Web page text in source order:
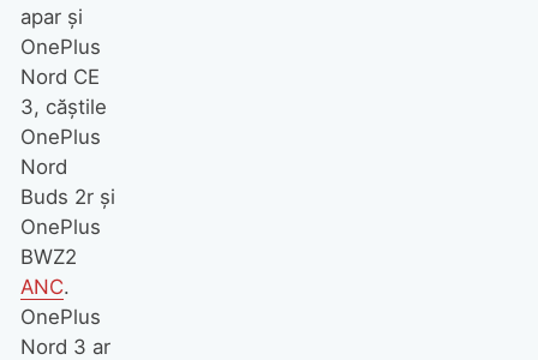
apar şi
OnePlus
Nord CE
3, căştile
OnePlus
Nord
Buds 2r şi
OnePlus
BWZ2
ANC.
OnePlus
Nord 3 ar